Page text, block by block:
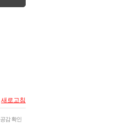
새로고침
공감 확인